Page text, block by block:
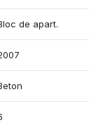
de apart.